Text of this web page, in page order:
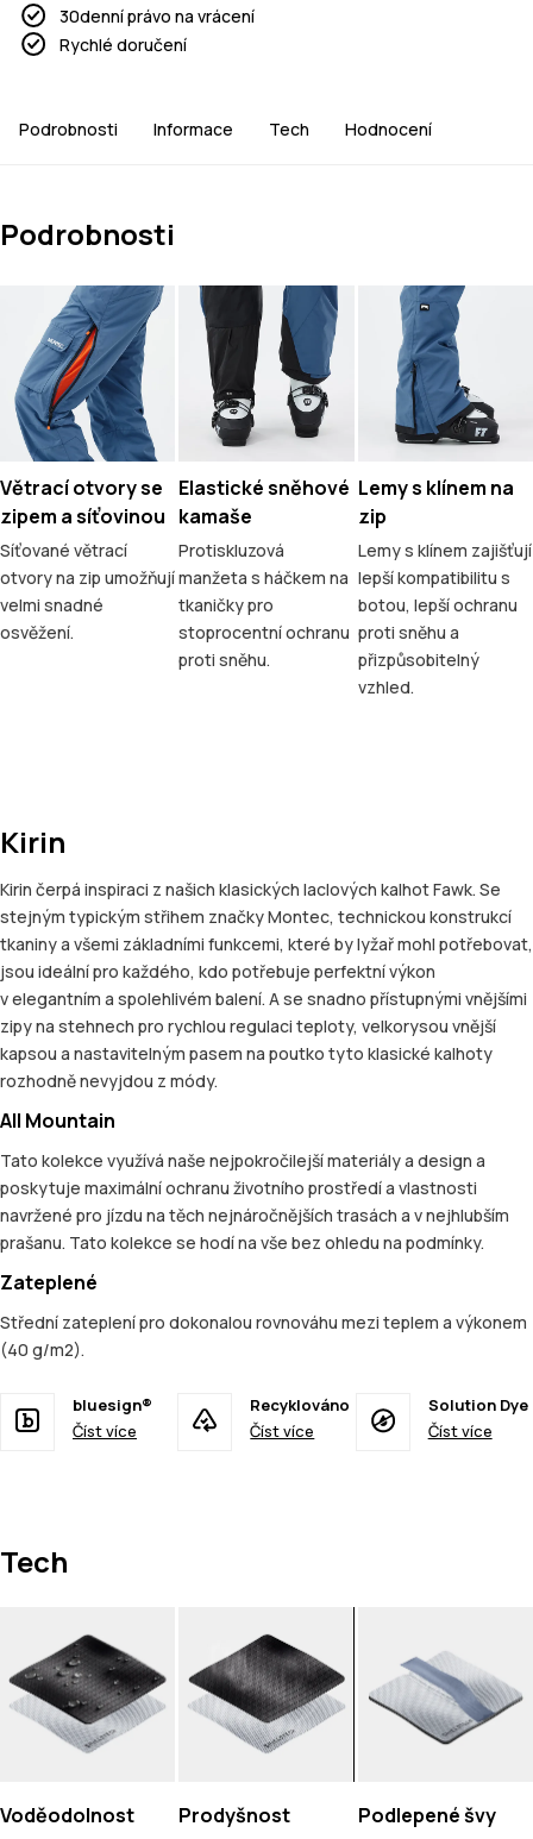
30denní právo na vrácení
Rychlé doručení
Podrobnosti Informace Tech Hodnocení
Podrobnosti
Větrací otvory se
zipem a síťovinou
Síťované větrací
otvory na zip umožňují
velmi snadné
osvěžení.
Elastické sněhové
kamaše
Protiskluzová
manžeta s háčkem na
tkaničky pro
stoprocentní ochranu
proti sněhu.
Lemy s klínem na
zip
Lemy s klínem zajišťují
lepší kompatibilitu s
botou, lepší ochranu
proti sněhu a
přizpůsobitelný
vzhled.
Kirin
Kirin čerpá inspiraci z našich klasických laclových kalhot Fawk. Se
stejným typickým střihem značky Montec, technickou konstrukcí
tkaniny a všemi základními funkcemi, které by lyžař mohl potřebovat,
jsou ideální pro každého, kdo potřebuje perfektní výkon
v elegantním a spolehlivém balení. A se snadno přístupnými vnějšími
zipy na stehnech pro rychlou regulaci teploty, velkorysou vnější
kapsou a nastavitelným pasem na poutko tyto klasické kalhoty
rozhodně nevyjdou z módy.
All Mountain
Tato kolekce využívá naše nejpokročilejší materiály a design a
poskytuje maximální ochranu životního prostředí a vlastnosti
navržené pro jízdu na těch nejnáročnějších trasách a v nejhlubším
prašanu. Tato kolekce se hodí na vše bez ohledu na podmínky.
Zateplené
Střední zateplení pro dokonalou rovnováhu mezi teplem a výkonem
(40 g/m2).
bluesign®
Číst více
Recyklováno
Číst více
Solution Dye
Číst více
Tech
Voděodolnost Prodyšnost Podlepené švy